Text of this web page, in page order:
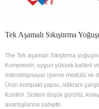
Tek Aşamalı Sıkıştırma
The Tek aşamalı Sıkıştırma
Kompresör, uygun yüksek kaliteli
mikrobilgisayar işleme modülü ve
Ürün kompakt yapısı, istikrarlı
Kontrol. Sistem düşük gürültü,
avantajlarına sahiptir.